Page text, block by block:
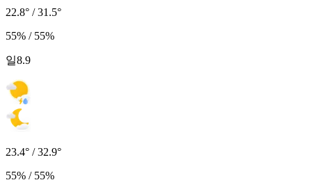
22.8° / 31.5°
55% / 55%
일8.9
23.4° / 32.9°
55% / 55%